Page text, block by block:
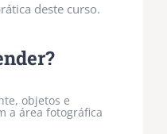
deste curso.
objetos e
a área fotográfica